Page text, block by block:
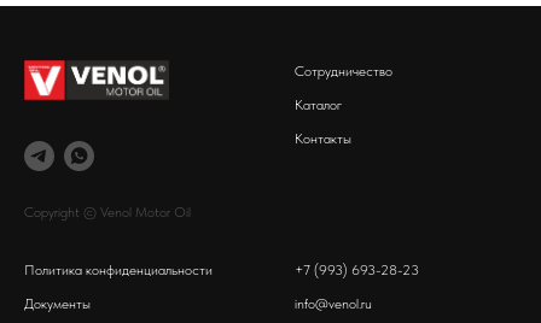
Copyright © Venol Motor Oil
Сотрудничество
Каталог
Контакты
Политика конфиденциальности
Документы
+7 (993) 693-28-23
info@venol.ru